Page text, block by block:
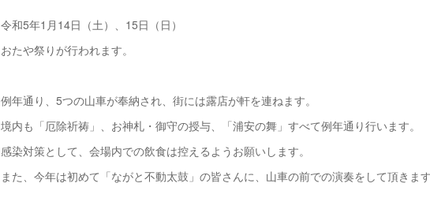
令和5年1月14日（土）、15日（日）
おたや祭りが行われます。
例年通り、5つの山車が奉納され、街には露店が軒を連ねます。
境内も「厄除祈祷」、お神札・御守の授与、「浦安の舞」すべて例年通り行います。
感染対策として、会場内での飲食は控えるようお願いします。
また、今年は初めて「ながと不動太鼓」の皆さんに、山車の前での演奏をして頂きま